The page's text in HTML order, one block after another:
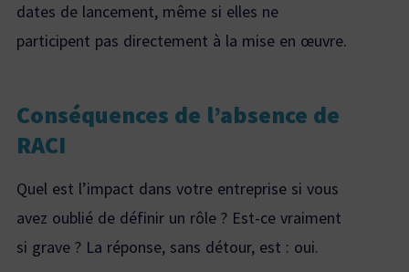
dates de lancement, même si elles ne
participent pas directement à la mise en œuvre.
Conséquences de l’absence de
RACI
Quel est l’impact dans votre entreprise si vous
avez oublié de définir un rôle ? Est-ce vraiment
si grave ? La réponse, sans détour, est : oui.